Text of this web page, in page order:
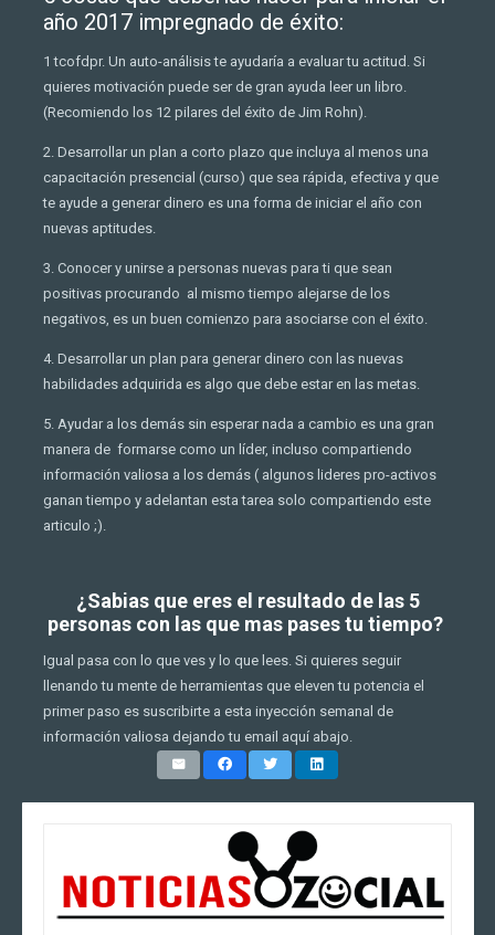
año 2017 impregnado de éxito:
1 tcofdpr. Un auto-análisis te ayudaría a evaluar tu actitud. Si
quieres motivación puede ser de gran ayuda leer un libro.
(Recomiendo los 12 pilares del éxito de Jim Rohn).
2. Desarrollar un plan a corto plazo que incluya al menos una
capacitación presencial (curso) que sea rápida, efectiva y que
te ayude a generar dinero es una forma de iniciar el año con
nuevas aptitudes.
3. Conocer y unirse a personas nuevas para ti que sean
positivas procurando al mismo tiempo alejarse de los
negativos, es un buen comienzo para asociarse con el éxito.
4. Desarrollar un plan para generar dinero con las nuevas
habilidades adquirida es algo que debe estar en las metas.
5. Ayudar a los demás sin esperar nada a cambio es una gran
manera de formarse como un líder, incluso compartiendo
información valiosa a los demás ( algunos lideres pro-activos
ganan tiempo y adelantan esta tarea solo compartiendo este
articulo ;).
¿Sabias que eres el resultado de las 5
personas con las que mas pases tu tiempo?
Igual pasa con lo que ves y lo que lees. Si quieres seguir
llenando tu mente de herramientas que eleven tu potencia el
primer paso es suscribirte a esta inyección semanal de
información valiosa dejando tu email aquí abajo.